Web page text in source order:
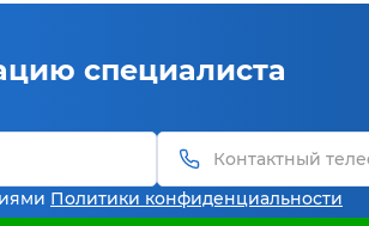
специалиста
Политики конфиденциальности